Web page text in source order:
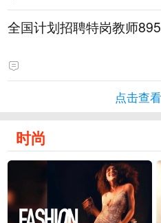
全国计划招聘特岗教师
点击查
时尚